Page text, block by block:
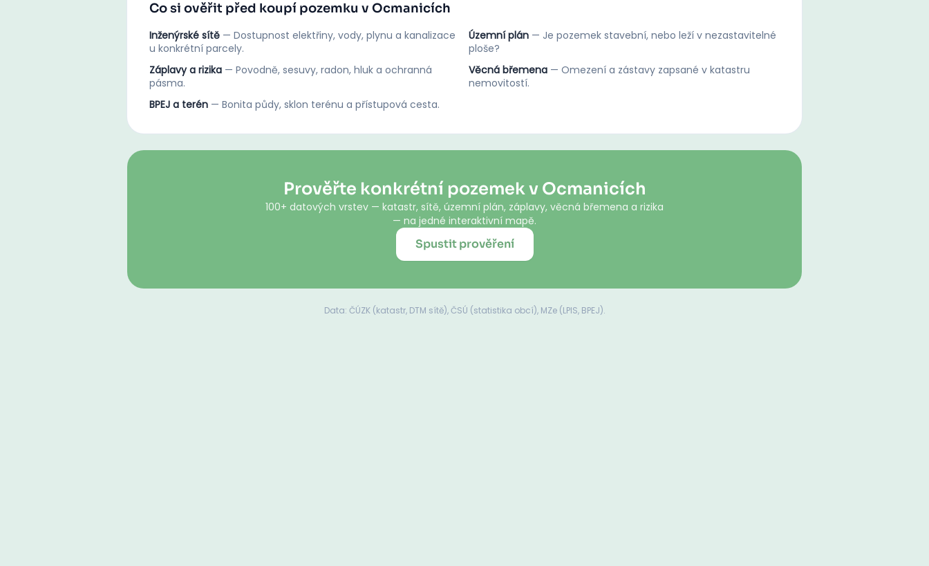
Co si ověřit před koupí pozemku v Ocmanicích
Inženýrské sítě — Dostupnost elektřiny, vody, plynu a kanalizace
u konkrétní parcely.
Územní plán — Je pozemek stavební, nebo leží v nezastavitelné
ploše?
Záplavy a rizika — Povodně, sesuvy, radon, hluk a ochranná
pásma.
Věcná břemena — Omezení a zástavy zapsané v katastru
nemovitostí.
BPEJ a terén — Bonita půdy, sklon terénu a přístupová cesta.
Prověřte konkrétní pozemek v Ocmanicích
100+ datových vrstev — katastr, sítě, územní plán, záplavy, věcná břemena a rizika
— na jedné interaktivní mapě.
Spustit prověření
Data: ČÚZK (katastr, DTM sítě), ČSÚ (statistika obcí), MZe (LPIS, BPEJ).